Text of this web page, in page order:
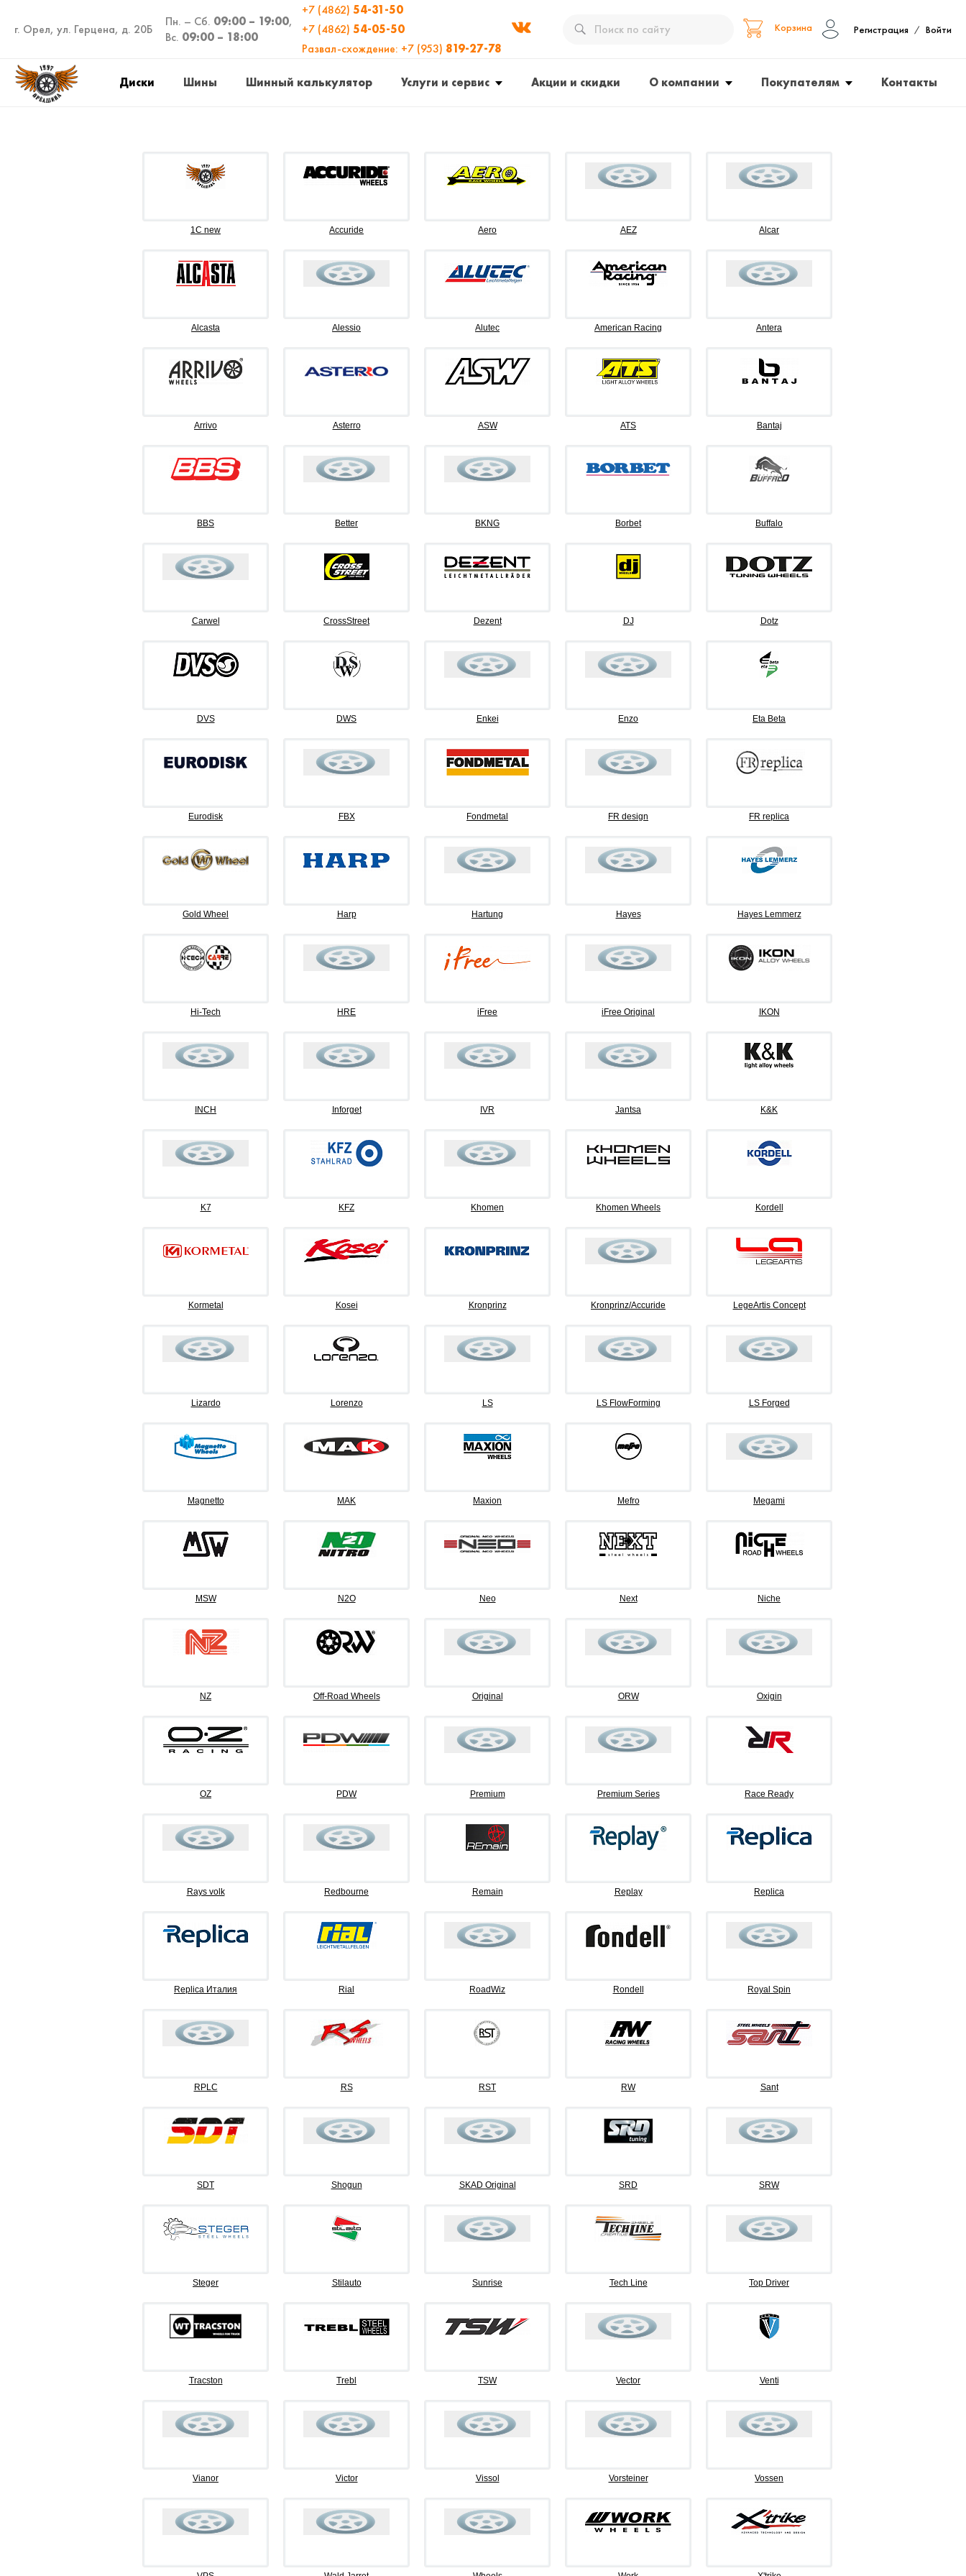
г. Орел, ул. Герцена, д. 20Б
Пн. – Сб. 09:00 – 19:00,
Вс. 09:00 – 18:00
+7 (4862) 54-31-50
+7 (4862) 54-05-50
Развал-схождение: +7 (953) 819-27-78
Корзина Регистрация / Войти
Диски Шины Шинный калькулятор Услуги и сервис Акции и скидки О компании Покупателям Контакты
1C new Accuride Aero AEZ Alcar
Alcasta Alessio Alutec American Racing Antera
Arrivo Asterro ASW ATS Bantaj
BBS Better BKNG Borbet Buffalo
Carwel CrossStreet Dezent DJ Dotz
DVS DWS Enkei Enzo Eta Beta
Eurodisk FBX Fondmetal FR design FR replica
Gold Wheel Harp Hartung Hayes Hayes Lemmerz
Hi-Tech HRE iFree iFree Original IKON
INCH Inforget IVR Jantsa K&K
K7 KFZ Khomen Khomen Wheels Kordell
Kormetal Kosei Kronprinz Kronprinz/Accuride LegeArtis Concept
Lizardo Lorenzo LS LS FlowForming LS Forged
Magnetto MAK Maxion Mefro Megami
MSW N2O Neo Next Niche
NZ Off-Road Wheels Original ORW Oxigin
OZ PDW Premium Premium Series Race Ready
Rays volk Redbourne Remain Replay Replica
Replica Италия Rial RoadWiz Rondell Royal Spin
RPLC RS RST RW Sant
SDT Shogun SKAD Original SRD SRW
Steger Stilauto Sunrise Tech Line Top Driver
Tracston Trebl TSW Vector Venti
Vianor Victor Vissol Vorsteiner Vossen